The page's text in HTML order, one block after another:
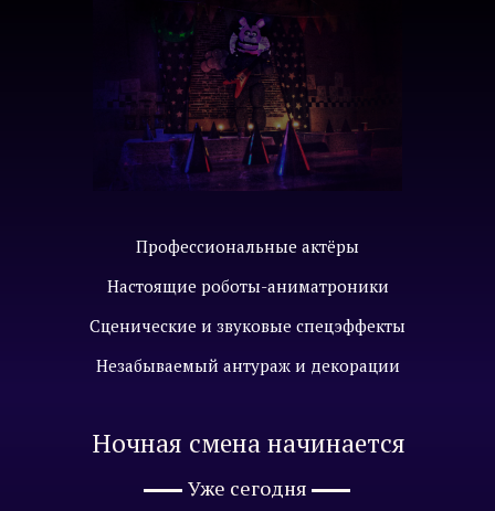
Профессиональные актёры
Настоящие роботы-аниматроники
Сценические и звуковые спецэффекты
Незабываемый антураж и декорации
Ночная смена начинается
Уже сегодня